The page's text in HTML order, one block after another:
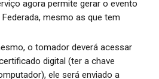
agora permite gerar o evento
mesmo as que tem
o tomador deverá acessar
digital (ter a chave
ele será enviado a